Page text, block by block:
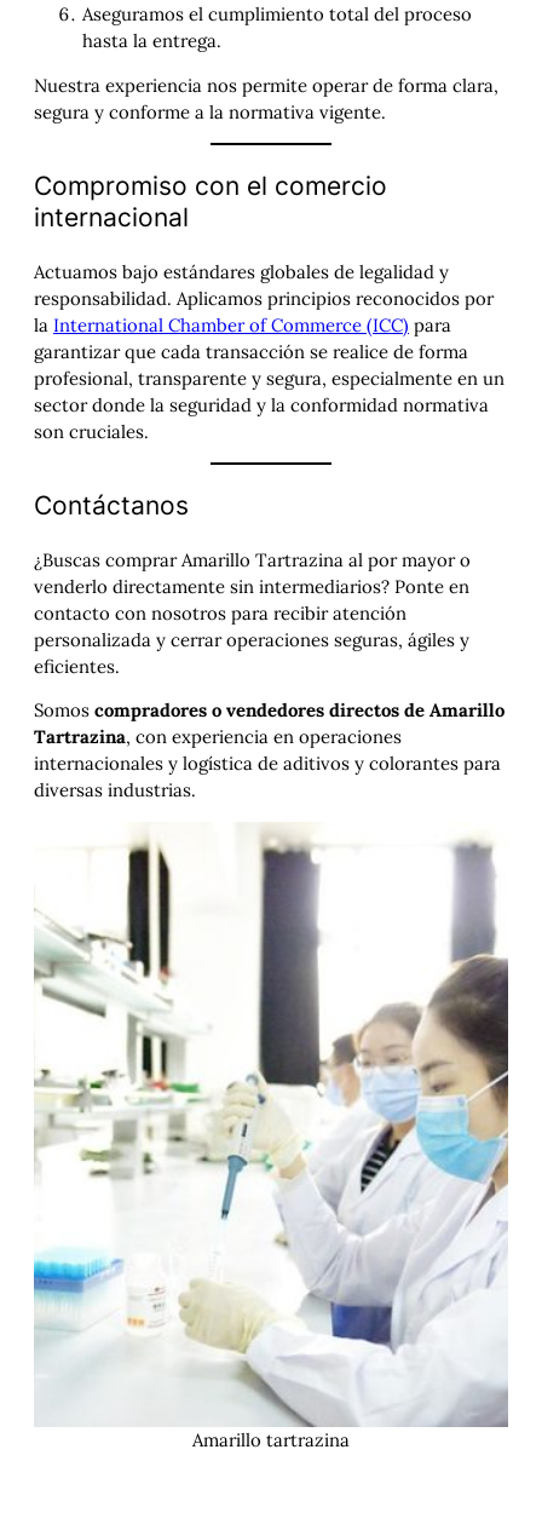
Aseguramos el cumplimiento total del proceso
hasta la entrega.
Nuestra experiencia nos permite operar de forma clara,
segura y conforme a la normativa vigente.
Compromiso con el comercio
internacional
Actuamos bajo estándares globales de legalidad y
responsabilidad. Aplicamos principios reconocidos por
la International Chamber of Commerce (ICC) para
garantizar que cada transacción se realice de forma
profesional, transparente y segura, especialmente en un
sector donde la seguridad y la conformidad normativa
son cruciales.
Contáctanos
¿Buscas comprar Amarillo Tartrazina al por mayor o
venderlo directamente sin intermediarios? Ponte en
contacto con nosotros para recibir atención
personalizada y cerrar operaciones seguras, ágiles y
eficientes.
Somos compradores o vendedores directos de Amarillo
Tartrazina, con experiencia en operaciones
internacionales y logística de aditivos y colorantes para
diversas industrias.
Amarillo tartrazina